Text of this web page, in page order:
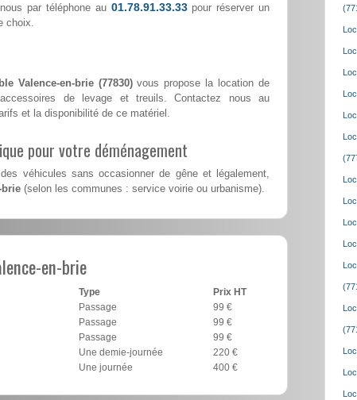
par téléphone au 01.78.91.33.33 pour réserver un
choix.
Valence-en-brie (77830)vous propose la location de
de levage et treuils. Contactez nous au
et la disponibilité de ce matériel.
pour votre déménagement
véhicules sans occasionner de gêne et légalement,
brie (selon les communes : service voirie ou urbanisme).
en-brie
Type
Prix HT
Passage
99 €
Passage
99 €
Passage
99 €
Une demie-journée
220 €
Une journée 400 €